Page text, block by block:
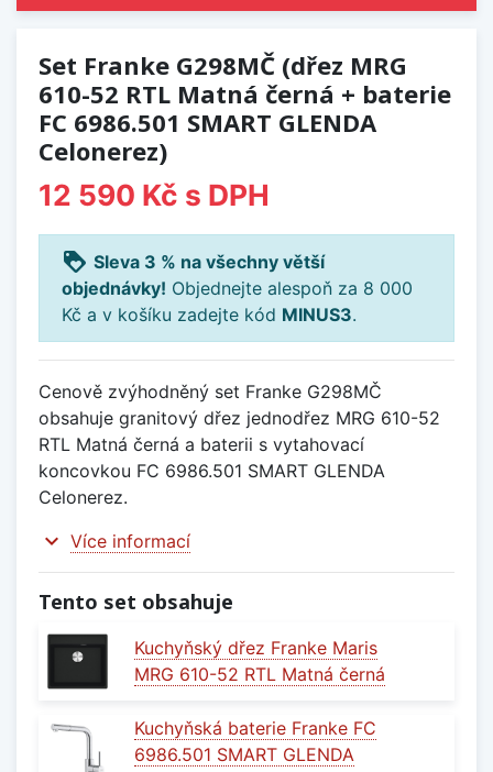
Set Franke G298MČ (dřez MRG
610-52 RTL Matná černá + baterie
FC 6986.501 SMART GLENDA
Celonerez)
12 590 Kč s DPH
loyalty Sleva 3 % na všechny větší
objednávky! Objednejte alespoň za 8 000
Kč a v košíku zadejte kód MINUS3.
Cenově zvýhodněný set Franke G298MČ
obsahuje granitový dřez jednodřez MRG 610-52
RTL Matná černá a baterii s vytahovací
koncovkou FC 6986.501 SMART GLENDA
Celonerez.
expand_more Více informací
Tento set obsahuje
Kuchyňský dřez Franke Maris
MRG 610-52 RTL Matná černá
Kuchyňská baterie Franke FC
6986.501 SMART GLENDA